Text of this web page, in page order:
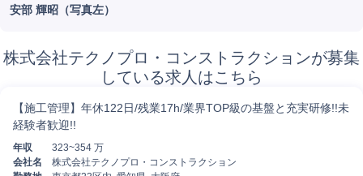
安部 輝昭（写真左）
株式会社テクノプロ・コンストラクションが募集
している求人はこちら
【施工管理】年休122日/残業17h/業界TOP級の基盤と充実研修!!未
経験者歓迎!!
年収
323~354 万
会社名
株式会社テクノプロ・コンストラクション